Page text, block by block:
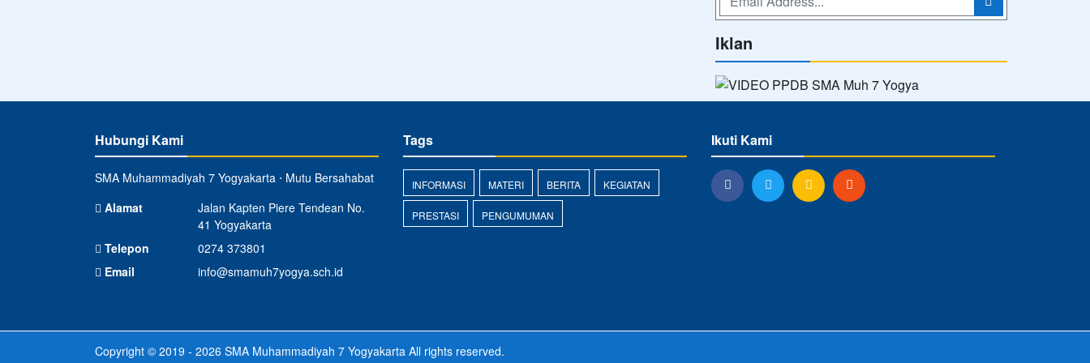
Iklan
Hubungi Kami
SMA Muhammadiyah 7 Yogyakarta ⋅ Mutu Bersahabat
Alamat
Jalan Kapten Piere Tendean No.
41 Yogyakarta
Telepon
0274 373801
Email
info@smamuh7yogya.sch.id
Tags
INFORMASI MATERI BERITA KEGIATAN
PRESTASI PENGUMUMAN
Ikuti Kami
Copyright © 2019 - 2026 SMA Muhammadiyah 7 Yogyakarta All rights reserved.